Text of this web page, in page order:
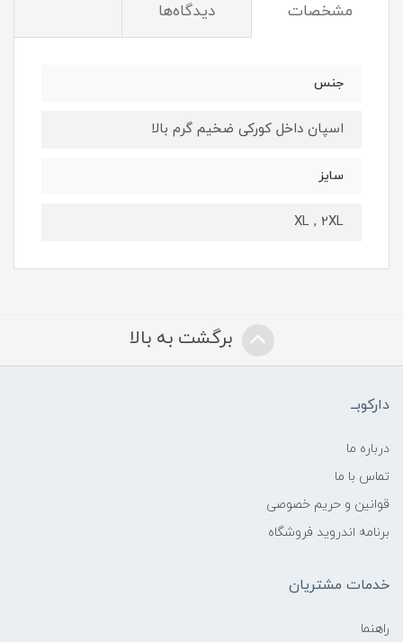
مشخصات دیدگاه‌ها
جنس
اسپان داخل کورکی ضخیم گرم بالا
سایز
XL , 2XL
برگشت به بالا
دارکوبــ
درباره ما
تماس با ما
قوانین و حریم خصوصی
برنامه اندروید فروشگاه
خدمات مشتریان
راهنما